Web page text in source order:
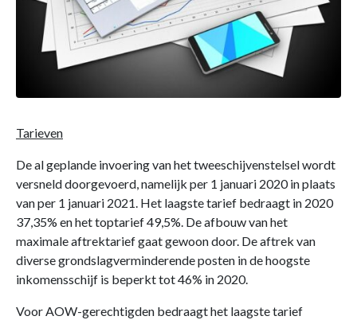
Tarieven
De al geplande invoering van het tweeschijvenstelsel wordt
versneld doorgevoerd, namelijk per 1 januari 2020 in plaats
van per 1 januari 2021. Het laagste tarief bedraagt in 2020
37,35% en het toptarief 49,5%. De afbouw van het
maximale aftrektarief gaat gewoon door. De aftrek van
diverse grondslagverminderende posten in de hoogste
inkomensschijf is beperkt tot 46% in 2020.
Voor AOW-gerechtigden bedraagt het laagste tarief